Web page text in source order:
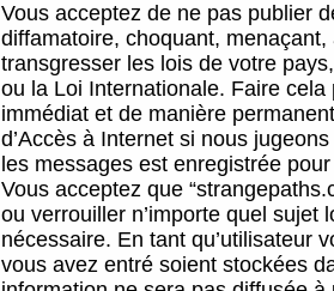
Vous acceptez de ne pas publier
diffamatoire, choquant,
transgresser les lois de votre
ou la Loi Internationale. Faire
immédiat et de manière
d’Accès à Internet si nous
les messages est enregistrée
Vous acceptez que
ou verrouiller n’importe quel sujet
nécessaire. En tant qu’utilisateur
vous avez entré soient stockées